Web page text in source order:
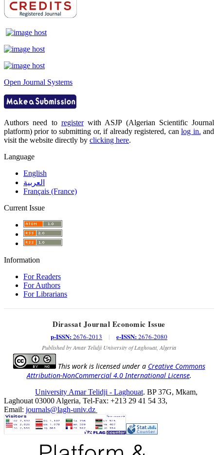
Open Journal Systems
Authors need to registerwith ASJP (Algerian Scientific Journal
platform) prior to submitting or, if already registered, canlog in. and
visit the website directly by clicking here.
Language
English
العربية
Français (France)
Current Issue
Information
For Readers
For Authors
For Librarians
Dirassat Journal Economic Issue
p-ISSN:2676-2013 | e-ISSN:2676-2080
Published by Amar Telidji University of Laghouat, Algeria
This work is licensed under a Creative Commons
Attribution-NonCommercial 4.0 International License.
University Amar Telidji - Laghouat. BP 37G, Mkam,
Laghouat 03000 Algeria, Tel-Fax: +213 29 41 54 33,
Email: journals@lagh-univ.dz